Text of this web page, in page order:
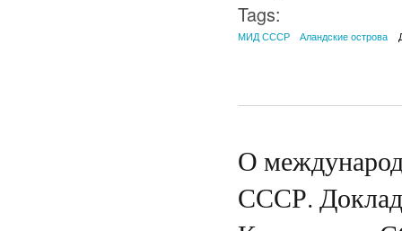
Tags:
МИД СССР Аландские острова
О
СССР. Доклад